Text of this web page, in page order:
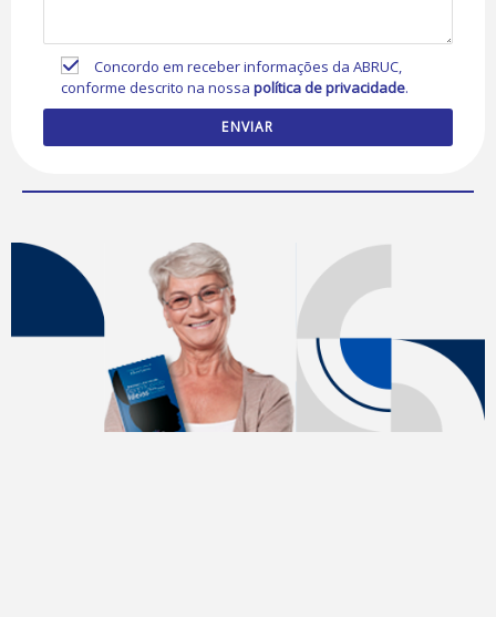
Concordo em receber informações da ABRUC,
conforme descrito na nossapolítica de privacidade.